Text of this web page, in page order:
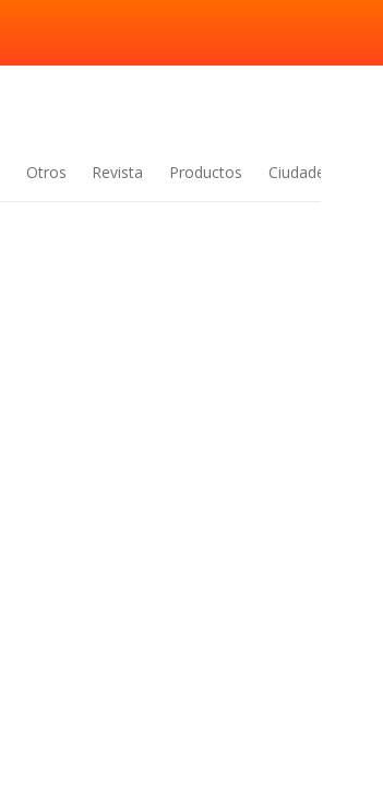
Otros Revista Productos Ciudades